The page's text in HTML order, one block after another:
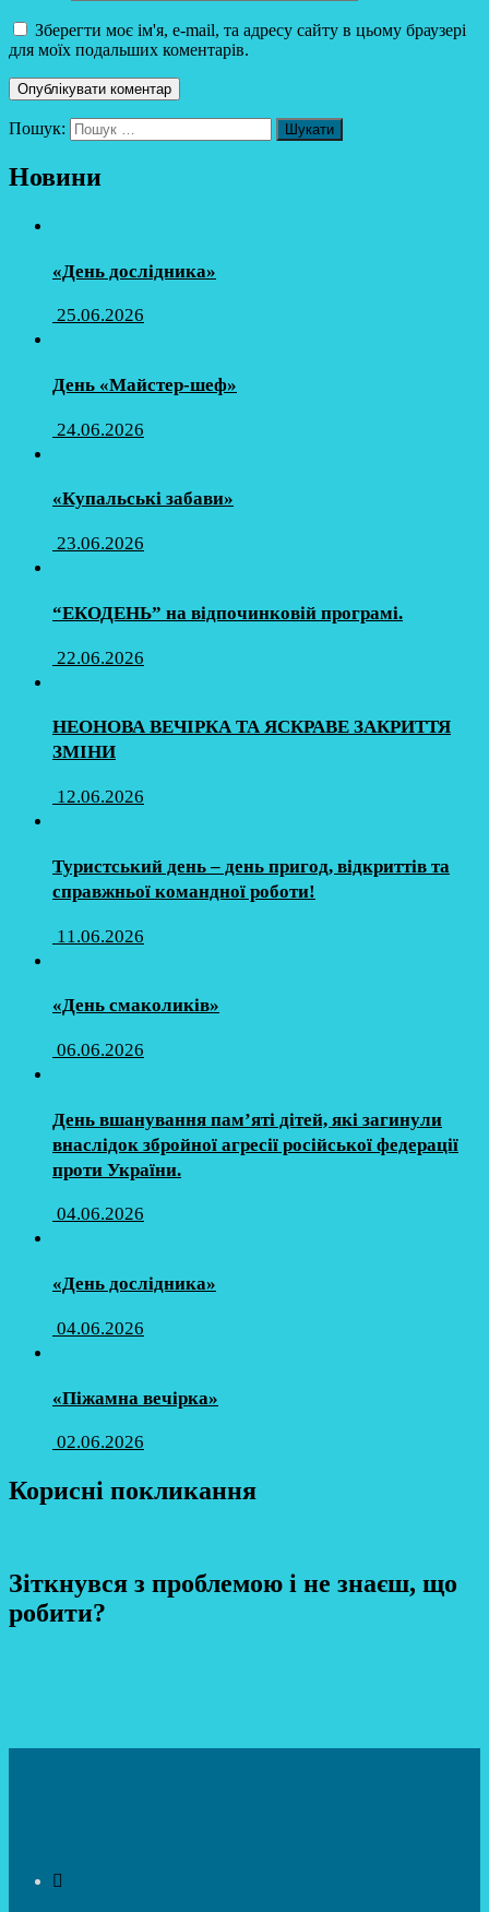
Зберегти моє ім'я, e-mail, та адресу сайту в цьому браузері
для моїх подальших коментарів.
Пошук:
Новини
«День дослідника»
25.06.2026
День «Майстер-шеф»
24.06.2026
«Купальські забави»
23.06.2026
“ЕКОДЕНЬ” на відпочинковій програмі.
22.06.2026
НЕОНОВА ВЕЧІРКА ТА ЯСКРАВЕ ЗАКРИТТЯ
ЗМІНИ
12.06.2026
Туристський день – день пригод, відкриттів та
справжньої командної роботи!
11.06.2026
«День смаколиків»
06.06.2026
День вшанування пам’яті дітей, які загинули
внаслідок збройної агресії російської федерації
проти України.
04.06.2026
«День дослідника»
04.06.2026
«Піжамна вечірка»
02.06.2026
Корисні покликання
Зіткнувся з проблемою і не знаєш, що
робити?